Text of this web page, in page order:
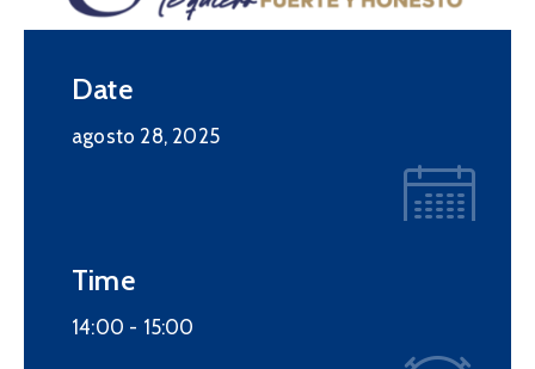
Date
agosto 28, 2025
Time
14:00 - 15:00